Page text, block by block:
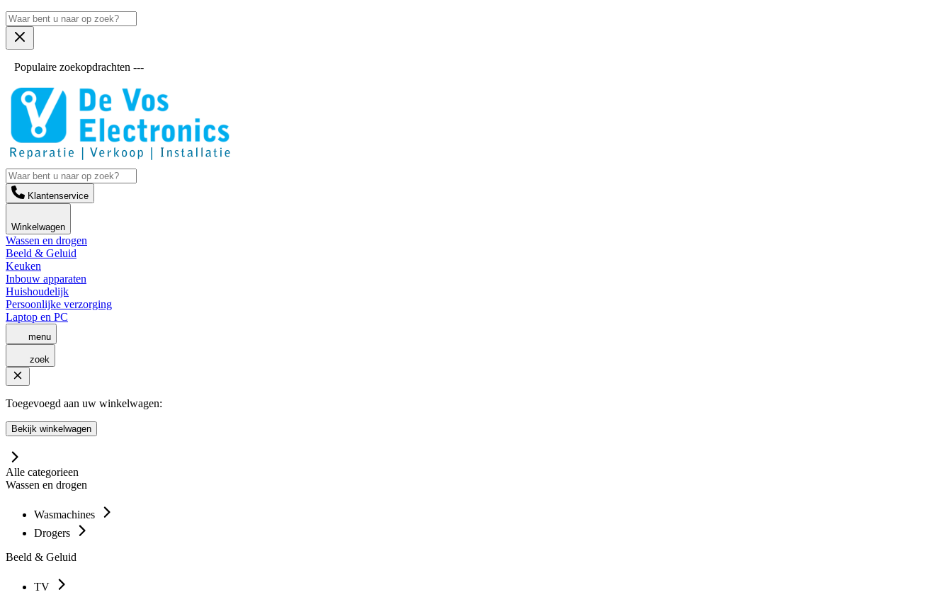
Populaire zoekopdrachten ---
Klantenservice
Winkelwagen
Wassen en drogen
Beeld & Geluid
Keuken
Inbouw apparaten
Huishoudelijk
Persoonlijke verzorging
Laptop en PC
menu
zoek
Toegevoegd aan uw winkelwagen:
Bekijk winkelwagen
Alle categorieen
Wassen en drogen
Wasmachines
Drogers
Beeld & Geluid
TV